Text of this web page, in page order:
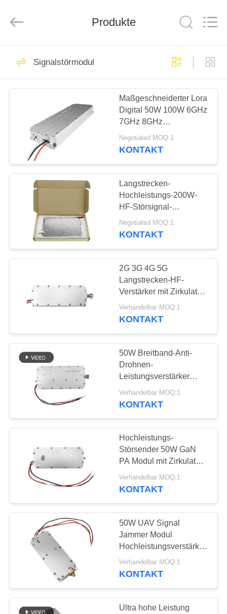
HAUS
PRODUKTE
UNS
FABRIK-
AUSFLUG
QUALITÄTSKONTROLLE
TRETEN
SIE
UNS
VERBINDUNG
NACHRICHTEN
BLOG
FORDERN
SIE EIN
ZITAT
SITEMAP
PRIVACY
POLICY
Rights
Reserved.
Signalstörmodul
Drohnenstörsender-
Modul
21
FPV-Störmodul
Rf-Endverstärker
Breitbandendverstärker
15
Produkte
Signalstörmodul
Maßgeschneiderter Lora
Digital 50W 100W 6GHz
7GHz 8GHz
Drohnensignalstörsender
Modul HF-Verstärker
Negotiated MOQ:1
KONTAKT
Langstrecken-
Hochleistungs-200W-
HF-Störsignal-
Leistungsverstärkermodul
für Anti-Drohnen-FPV
Negotiated MOQ:1
KONTAKT
2G 3G 4G 5G
Langstrecken-HF-
Verstärker mit Zirkulator
für Anti-FPV-UAV-
Drohne
Verhandelbar MOQ:1
KONTAKT
50W Breitband-Anti-
Drohnen-
Leistungsverstärker
Modul Frequenzbereich
1000-1700MHz Gewinn
Verhandelbar MOQ:1
KONTAKT
Hochleistungs-
Störsender 50W GaN
PA Modul mit Zirkulator
für Drohnen-Störsystem
Verhandelbar MOQ:1
KONTAKT
50W UAV Signal
Jammer Modul
Hochleistungsverstärker
mit Circulator-Schutz für
Anti-Drohnen-Systeme
Verhandelbar MOQ:1
KONTAKT
Ultra hohe Leistung